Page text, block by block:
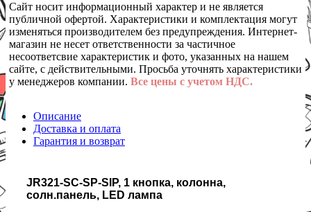
Сайт носит информационный характер и не является
публичной офертой. Характеристики и комплектация могут
изменяться производителем без предупреждения. Интернет-
магазин не несет ответственности за частичное
несоответсвие характеристик и фото, указанных на нашем
сайте, с действительными. Просьба уточнять характеристики
у менеджеров компании. Все цены с учетом НДС.
Описание
Доставка и оплата
Гарантия и возврат
JR321-SC-SP-SIP, 1 кнопка, колонна,
солн.панель, LED лампа